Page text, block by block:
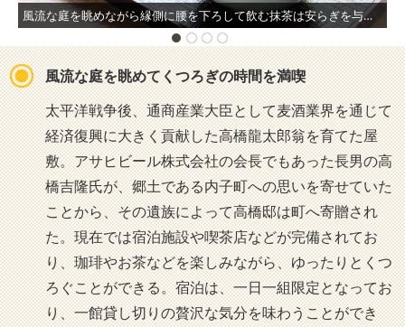
風流な庭を眺めながら縁側に腰を下ろして飲む抹茶は安らぎを与えてくれる。
風流な庭を眺めてくつろぎの時間を満喫
太平洋戦争後、通商産業大臣として麦酒業界を通じて
経済復興に大きく貢献した高橋龍太郎翁を育てた屋
敷。アサヒビール株式会社の会長でもあった長男の高
橋吉隆氏が、郷土である内子町への思いを寄せていた
ことから、その遺族によって高橋邸は町へ寄贈され
た。現在では宿泊施設や喫茶店などが完備されてお
り、珈琲やお茶などを楽しみながら、ゆったりとくつ
ろぐことができる。宿泊は、一日一組限定となってお
り、一館貸し切りの贅沢な気分を味わうことができ